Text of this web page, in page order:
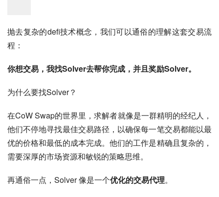
抛去复杂的defi技术概念，我们可以通俗的理解这套交易流
程：
你想交易，我找Solver去帮你完成，并且奖励Solver。
为什么要找Solver？
在CoW Swap的世界里，求解者就像是一群精明的经纪人，
他们不停地寻找最佳交易路径，以确保每一笔交易都能以最
优的价格和最低的成本完成。他们的工作是精确且复杂的，
需要深厚的市场资源和敏锐的策略思维。
再通俗一点，Solver 像是一个优化的交易代理。